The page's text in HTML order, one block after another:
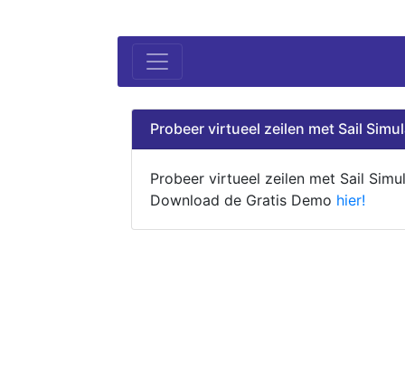
Probeer virtueel zeilen met Sail
Probeer virtueel zeilen met Sail
Download de Gratis Demo hier!